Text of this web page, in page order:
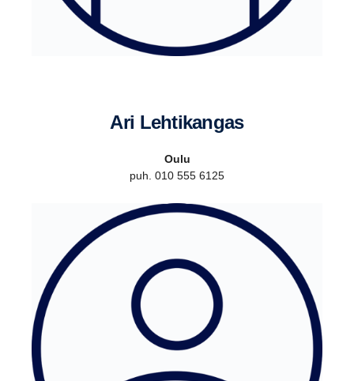
Ari Lehti­kangas
Oulu
puh. 010 555 6125